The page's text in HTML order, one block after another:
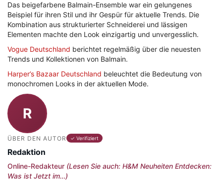
Das beigefarbene Balmain-Ensemble war ein gelungenes
Beispiel für ihren Stil und ihr Gespür für aktuelle Trends. Die
Kombination aus strukturierter Schneiderei und lässigen
Elementen machte den Look einzigartig und unvergesslich.
Vogue Deutschland berichtet regelmäßig über die neuesten
Trends und Kollektionen von Balmain.
Harper’s Bazaar Deutschland beleuchtet die Bedeutung von
monochromen Looks in der aktuellen Mode.
R
ÜBER DEN AUTOR ✓ Verifiziert
Redaktion
Online-Redakteur (Lesen Sie auch: H&M Neuheiten Entdecken:
Was ist Jetzt im…)